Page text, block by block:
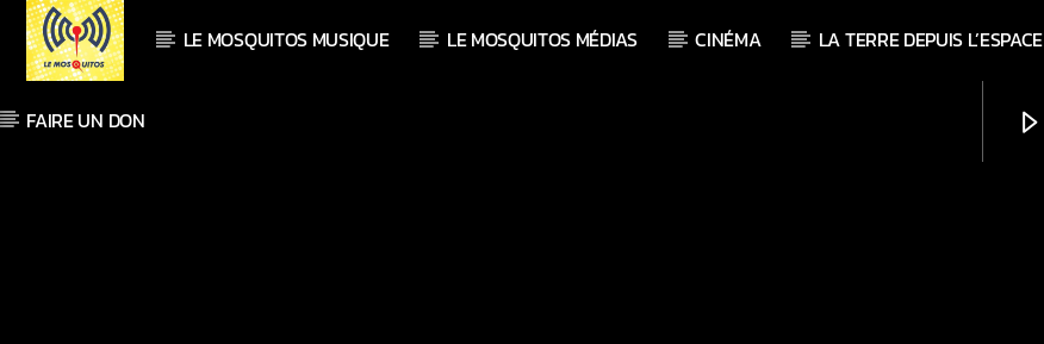
LE MOSQUITOS MUSIQUE LE MOSQUITOS MÉDIAS CINÉMA LA TERRE DEPUIS L’ESPACE
FAIRE UN DON